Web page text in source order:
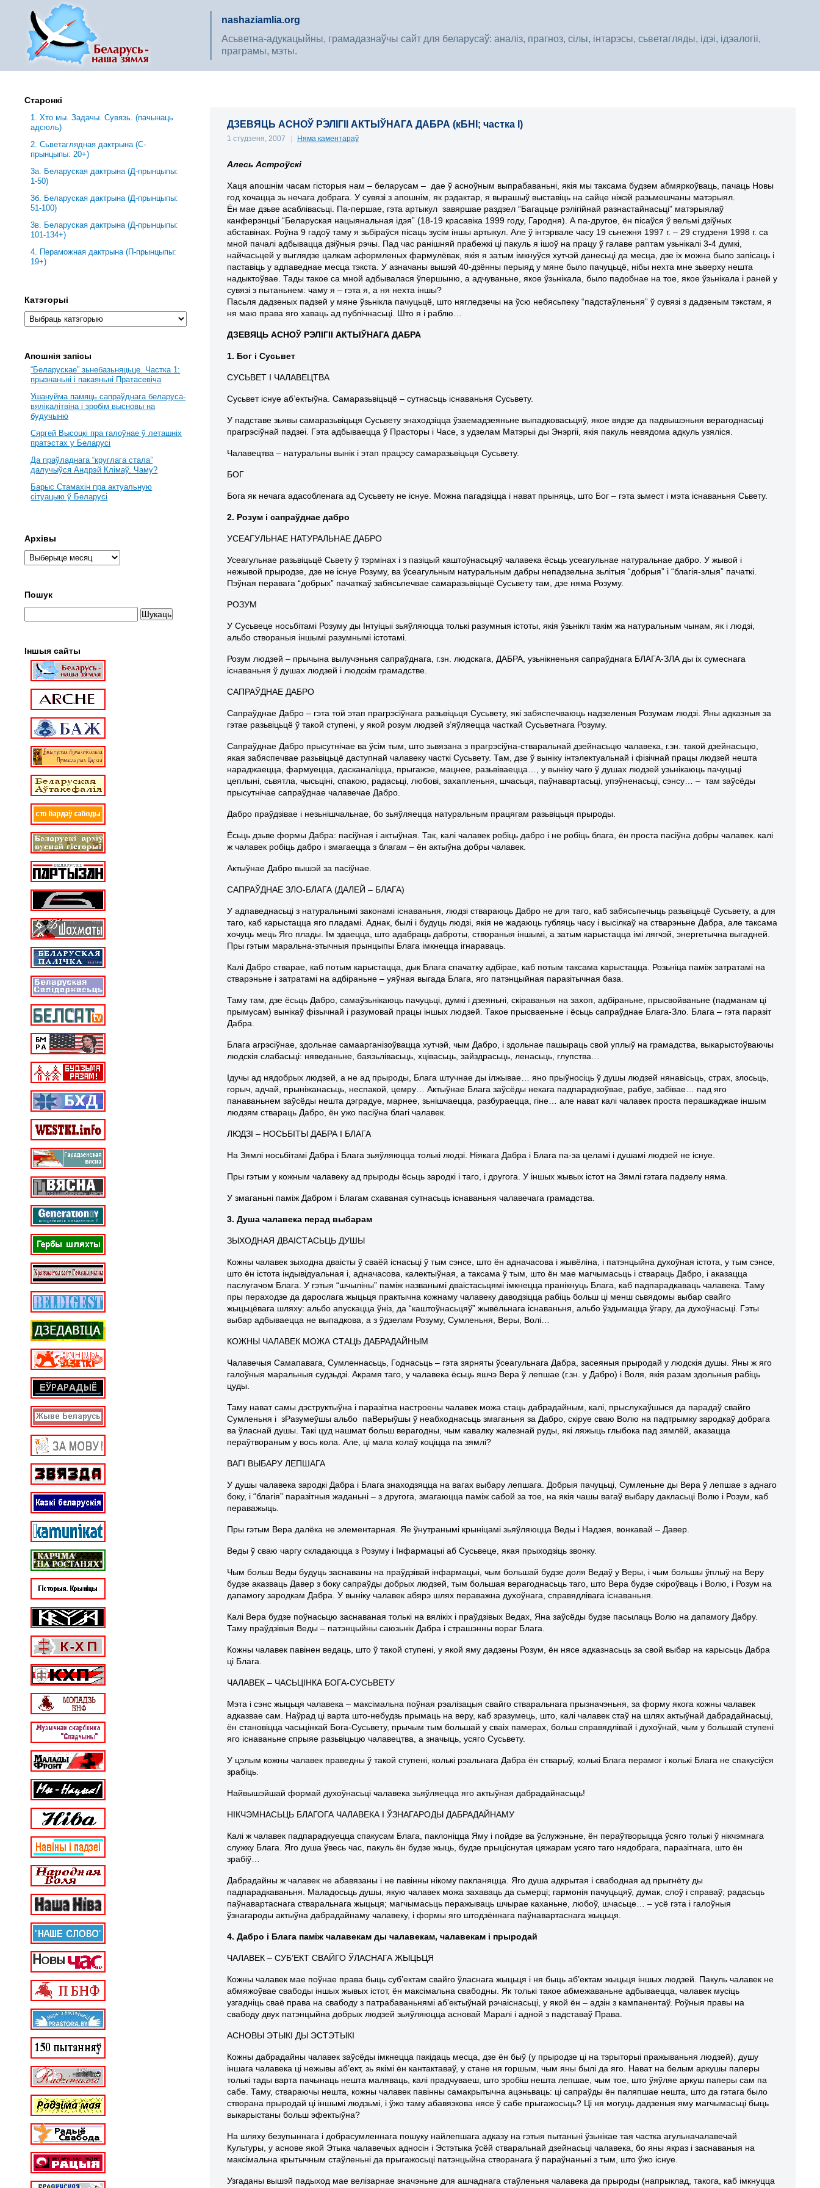
nashaziamlia.org
Асьветна-адукацыйны, грамадазнаўчы сайт для беларусаў: аналіз, прагноз, сілы, інтарэсы, сьветагляды, ідэі, ідэалогіі,
праграмы, мэты.
ДЗЕВЯЦЬ АСНОЎ РЭЛІГІІ АКТЫЎНАГА ДАБРА (кБНІ; частка І)
1 студзеня, 2007 | Няма каментараў
Алесь Астроўскі
Хаця апошнім часам гісторыя нам – беларусам – дае ў асноўным выпрабаваньні, якія мы таксама будзем абмяркоўваць, пачаць Новы
год хочацца зь нечага добрага. У сувязі з апошнім, як рэдактар, я вырашыў выставіць на сайце ніжэй разьмешчаны матэрыял.
Ён мае дзьве асаблівасьці. Па-першае, гэта артыкул завяршае раздзел “Багацьце рэлігійнай разнастайнасьці” матэрыялаў
канферэнцыі “Беларуская нацыянальная ідэя” (18-19 красавіка 1999 году, Гародня). А па-другое, ён пісаўся ў вельмі дзіўных
абставінах. Роўна 9 гадоў таму я зьбіраўся пісаць зусім іншы артыкул. Але ў інтэрвале часу 19 сьнежня 1997 г. – 29 студзеня 1998 г. са
мной пачалі адбывацца дзіўныя рэчы. Пад час ранішняй прабежкі ці пакуль я ішоў на працу ў галаве раптам узьнікалі 3-4 думкі,
найчасьцей у выглядзе цалкам аформленых фармулёвак, якія я затым імкнуўся хутчэй данесьці да месца, дзе іх можна было запісаць і
паставіць у адпаведнае месца тэкста. У азначаны вышэй 40-дзённы перыяд у мяне было пачуцьцё, нібы нехта мне зьверху нешта
надыктоўвае. Тады такое са мной адбывалася ўпершыню, а адчуваньне, якое ўзьнікала, было падобнае на тое, якое ўзьнікала і раней у
сувязі з пытаньнем: чаму я – гэта я, а ня нехта іншы?
Пасьля дадзеных падзей у мяне ўзьнікла пачуцьцё, што нягледзечы на ўсю небясьпеку “падстаўленьня” ў сувязі з дадзеным тэкстам, я
ня маю права яго хаваць ад публічнасьці. Што я і раблю…
ДЗЕВЯЦЬ АСНОЎ РЭЛІГІІ АКТЫЎНАГА ДАБРА
1. Бог і Сусьвет
СУСЬВЕТ І ЧАЛАВЕЦТВА
Сусьвет існуе аб’ектыўна. Самаразьвіцьцё – сутнасьць існаваньня Сусьвету.
У падставе зьявы самаразьвіцьця Сусьвету знаходзіцца ўзаемадзеяньне выпадковасьцяў, якое вядзе да падвышэньня верагоднасьці
прагрэсіўнай падзеі. Гэта адбываецца ў Прасторы і Часе, з удзелам Матэрыі ды Энэргіі, якія пакуль невядома адкуль узяліся.
Чалавецтва – натуральны вынік і этап працэсу самаразьвіцьця Сусьвету.
БОГ
Бога як нечага адасобленага ад Сусьвету не існуе. Можна пагадзіцца і нават прыняць, што Бог – гэта зьмест і мэта існаваньня Сьвету.
2. Розум і сапраўднае дабро
УСЕАГУЛЬНАЕ НАТУРАЛЬНАЕ ДАБРО
Усеагульнае разьвіцьцё Сьвету ў тэрмінах і з пазіцый каштоўнасьцяў чалавека ёсьць усеагульнае натуральнае дабро. У жывой і
нежывой прыродзе, дзе не існуе Розуму, ва ўсеагульным натуральным дабры непадзельна зьлітыя “добрыя” і “благія-злыя” пачаткі.
Пэўная перавага “добрых” пачаткаў забясьпечвае самаразьвіцьцё Сусьвету там, дзе няма Розуму.
РОЗУМ
У Сусьвеце носьбітамі Розуму ды Інтуіцыі зьяўляюцца толькі разумныя істоты, якія ўзьніклі такім жа натуральным чынам, як і людзі,
альбо створаныя іншымі разумнымі істотамі.
Розум людзей – прычына вылучэньня сапраўднага, г.зн. людскага, ДАБРА, узьнікненьня сапраўднага БЛАГА-ЗЛА ды іх сумеснага
існаваньня ў душах людзей і людскім грамадстве.
САПРАЎДНАЕ ДАБРО
Сапраўднае Дабро – гэта той этап прагрэсіўнага разьвіцьця Сусьвету, які забяспечваюць надзеленыя Розумам людзі. Яны адказныя за
гэтае разьвіцьцё ў такой ступені, у якой розум людзей з’яўляецца часткай Сусьветнага Розуму.
Сапраўднае Дабро прысутнічае ва ўсім тым, што зьвязана з прагрэсіўна-стваральнай дзейнасьцю чалавека, г.зн. такой дзейнасьцю,
якая забяспечвае разьвіцьцё даступнай чалавеку часткі Сусьвету. Там, дзе ў выніку інтэлектуальнай і фізічнай працы людзей нешта
нараджаецца, фармуецца, дасканаліцца, прыгажэе, мацнее, разьвіваецца…, у выніку чаго ў душах людзей узьнікаюць пачуцьці
цеплыні, сьвятла, чысьціні, спакою, радасьці, любові, захапленьня, шчасьця, паўнавартасьці, упэўненасьці, сэнсу… – там заўсёды
прысутнічае сапраўднае чалавечае Дабро.
Дабро праўдзівае і незьнішчальнае, бо зьяўляецца натуральным працягам разьвіцьця прыроды.
Ёсьць дзьве формы Дабра: пасіўная і актыўная. Так, калі чалавек робіць дабро і не робіць блага, ён проста пасіўна добры чалавек. калі
ж чалавек робіць дабро і змагаецца з благам – ён актыўна добры чалавек.
Актыўнае Дабро вышэй за пасіўнае.
САПРАЎДНАЕ ЗЛО-БЛАГА (ДАЛЕЙ – БЛАГА)
У адпаведнасьці з натуральнымі законамі існаваньня, людзі ствараюць Дабро не для таго, каб забясьпечыць разьвіцьцё Сусьвету, а для
таго, каб карыстацца яго пладамі. Аднак, былі і будуць людзі, якія не жадаюць губляць часу і высілкаў на стварэньне Дабра, але таксама
хочуць мець Яго плады. Ім здаецца, што адабраць даброты, створаныя іншымі, а затым карыстацца імі лягчэй, энергетычна выгадней.
Пры гэтым маральна-этычныя прынцыпы Блага імкнецца ігнараваць.
Калі Дабро стварае, каб потым карыстацца, дык Блага спачатку адбірае, каб потым таксама карыстацца. Розьніца паміж затратамі на
стварэньне і затратамі на адбіраньне – уяўная выгада Блага, яго патэнцыйная паразітычная база.
Таму там, дзе ёсьць Дабро, самаўзьнікаюць пачуцьці, думкі і дзеяньні, скіраваныя на захоп, адбіраньне, прысвойваньне (падманам ці
прымусам) вынікаў фізычнай і разумовай працы іншых людзей. Такое прысваеньне і ёсьць сапраўднае Блага-Зло. Блага – гэта паразіт
Дабра.
Блага агрэсіўнае, здольнае самаарганізоўвацца хутчэй, чым Дабро, і здольнае пашыраць свой уплыў на грамадства, выкарыстоўваючы
людскія слабасьці: няведаньне, баязьлівасьць, хцівасьць, зайздрасьць, ленасьць, глупства…
Ідучы ад нядобрых людзей, а не ад прыроды, Блага штучнае ды ілжывае… яно прыўносіць ў душы людзей нянавісьць, страх, злосьць,
горыч, адчай, прыніжанасьць, неспакой, цемру… Актыўнае Блага заўсёды некага падпарадкоўвае, рабуе, забівае… пад яго
панаваньнем заўсёды нешта дэградуе, марнее, зьнішчаецца, разбураецца, гіне… але нават калі чалавек проста перашкаджае іншым
людзям ствараць Дабро, ён ужо пасіўна благі чалавек.
ЛЮДЗІ – НОСЬБІТЫ ДАБРА І БЛАГА
На Зямлі носьбітамі Дабра і Блага зьяўляюцца толькі людзі. Ніякага Дабра і Блага па-за целамі і душамі людзей не існуе.
Пры гэтым у кожным чалавеку ад прыроды ёсьць зародкі і таго, і другога. У іншых жывых істот на Зямлі гэтага падзелу няма.
У змаганьні паміж Дабром і Благам схаваная сутнасьць існаваньня чалавечага грамадства.
3. Душа чалавека перад выбарам
ЗЫХОДНАЯ ДВАІСТАСЬЦЬ ДУШЫ
Кожны чалавек зыходна дваісты ў сваёй існасьці ў тым сэнсе, што ён адначасова і жывёліна, і патэнцыйна духоўная істота, у тым сэнсе,
што ён істота індывідуальная і, адначасова, калектыўная, а таксама ў тым, што ён мае магчымасьць і ствараць Дабро, і аказацца
паслугачом Блага. У гэтыя “шчыліны” паміж названымі дваістасьцямі імкнецца пранікнуць Блага, каб падпарадкаваць чалавека. Таму
пры пераходзе да дарослага жыцьця практычна кожнаму чалавеку даводзіцца рабіць больш ці менш сьвядомы выбар свайго
жыцьцёвага шляху: альбо апускацца ўніз, да “каштоўнасьцяў” жывёльнага існаваньня, альбо ўздымацца ўгару, да духоўнасьці. Гэты
выбар адбываецца не выпадкова, а з ўдзелам Розуму, Сумленьня, Веры, Волі…
КОЖНЫ ЧАЛАВЕК МОЖА СТАЦЬ ДАБРАДАЙНЫМ
Чалавечыя Самапавага, Сумленнасьць, Годнасьць – гэта зярняты ўсеагульнага Дабра, засеяныя прыродай у людскія душы. Яны ж яго
галоўныя маральныя судзьдзі. Акрамя таго, у чалавека ёсьць яшчэ Вера ў лепшае (г.зн. у Дабро) і Воля, якія разам здольныя рабіць
цуды.
Таму нават самы дэструктыўна і паразітна настроены чалавек можа стаць дабрадайным, калі, прыслухаўшыся да парадаў свайго
Сумленьня і зРазумеўшы альбо паВерыўшы ў неабходнасьць змаганьня за Дабро, скіруе сваю Волю на падтрымку зародкаў добрага
ва ўласнай душы. Такі цуд нашмат больш верагодны, чым кавалку жалезнай руды, які ляжыць глыбока пад зямлёй, аказацца
пераўтвораным у вось кола. Але, ці мала колаў коціцца па зямлі?
ВАГІ ВЫБАРУ ЛЕПШАГА
У душы чалавека зародкі Дабра і Блага знаходзяцца на вагах выбару лепшага. Добрыя пачуцьці, Сумленьне ды Вера ў лепшае з аднаго
боку, і “благія” паразітныя жаданьні – з другога, змагаюцца паміж сабой за тое, на якія чашы вагаў выбару дакласьці Волю і Розум, каб
пераважыць.
Пры гэтым Вера далёка не элементарная. Яе ўнутранымі крыніцамі зьяўляюцца Веды і Надзея, вонкавай – Давер.
Веды ў сваю чаргу складаюцца з Розуму і Інфармацыі аб Сусьвеце, якая прыходзіць звонку.
Чым больш Веды будуць заснаваны на праўдзівай інфармацыі, чым большай будзе доля Ведаў у Веры, і чым большы ўплыў на Веру
будзе аказваць Давер з боку сапраўды добрых людзей, тым большая верагоднасьць таго, што Вера будзе скіроўваць і Волю, і Розум на
дапамогу зародкам Дабра. У выніку чалавек абярэ шлях пераважна духоўнага, справядлівага існаваньня.
Калі Вера будзе поўнасьцю заснаваная толькі на вялікіх і праўдзівых Ведах, Яна заўсёды будзе пасылаць Волю на дапамогу Дабру.
Таму праўдзівыя Веды – патэнцыйны саюзьнік Дабра і страшэнны вораг Блага.
Кожны чалавек павінен ведаць, што ў такой ступені, у якой яму дадзены Розум, ён нясе адказнасьць за свой выбар на карысьць Дабра
ці Блага.
ЧАЛАВЕК – ЧАСЬЦІНКА БОГА-СУСЬВЕТУ
Мэта і сэнс жыцьця чалавека – максімальна поўная рэалізацыя свайго стваральнага прызначэньня, за форму якога кожны чалавек
адказвае сам. Наўрад ці варта што-небудзь прымаць на веру, каб зразумець, што, калі чалавек стаў на шлях актыўнай дабрадайнасьці,
ён становіцца часьцінкай Бога-Сусьвету, прычым тым большай у сваіх памерах, больш справядлівай і духоўнай, чым у большай ступені
яго існаваньне спрыяе разьвіцьцю чалавецтва, а значыць, усяго Сусьвету.
У цэлым кожны чалавек праведны ў такой ступені, колькі рэальнага Дабра ён стварыў, колькі Блага перамог і колькі Блага не спакусіўся
зрабіць.
Найвышэйшай формай духоўнасьці чалавека зьяўляецца яго актыўная дабрадайнасьць!
НІКЧЭМНАСЬЦЬ БЛАГОГА ЧАЛАВЕКА І ЎЗНАГАРОДЫ ДАБРАДАЙНАМУ
Калі ж чалавек падпарадкуецца спакусам Блага, паклоніцца Яму і пойдзе ва ўслужэньне, ён пераўтворыцца ўсяго толькі ў нікчэмнага
служку Блага. Яго душа ўвесь час, пакуль ён будзе жыць, будзе прыціснутая цяжарам усяго таго нядобрага, паразітнага, што ён
зрабіў…
Дабрадайны ж чалавек не абавязаны і не павінны нікому пакланяцца. Яго душа адкрытая і свабодная ад прыгнёту ды
падпарадкаваньня. Маладосьць душы, якую чалавек можа захаваць да сьмерці; гармонія пачуцьцяў, думак, слоў і справаў; радасьць
паўнавартаснага стваральнага жыцьця; магчымасьць перажываць шчырае каханьне, любоў, шчасьце… – усё гэта і галоўныя
ўзнагароды актыўна дабрадайнаму чалавеку, і формы яго штодзённага паўнавартаснага жыцьця.
4. Дабро і Блага паміж чалавекам ды чалавекам, чалавекам і прыродай
ЧАЛАВЕК – СУБ’ЕКТ СВАЙГО ЎЛАСНАГА ЖЫЦЬЦЯ
Кожны чалавек мае поўнае права быць суб’ектам свайго ўласнага жыцьця і ня быць аб’ектам жыцьця іншых людзей. Пакуль чалавек не
абмяжоўвае свабоды іншых жывых істот, ён максімальна свабодны. Як толькі такое абмежаваньне адбываецца, чалавек мусіць
узгадніць сваё права на свабоду з патрабаваньнямі аб’ектыўнай рэчаіснасьці, у якой ён – адзін з кампанентаў. Роўныя правы на
свабоду двух патэнцыйна добрых людзей зьяўляюцца асновай Маралі і адной з падставаў Права.
АСНОВЫ ЭТЫКІ ДЫ ЭСТЭТЫКІ
Кожны дабрадайны чалавек заўсёды імкнецца пакідаць месца, дзе ён быў (у прыродзе ці на тэрыторыі пражываньня людзей), душу
іншага чалавека ці нежывы аб’ект, зь якімі ён кантактаваў, у стане ня горшым, чым яны былі да яго. Нават на белым аркушы паперы
толькі тады варта пачынаць нешта маляваць, калі прадчуваеш, што зробіш нешта лепшае, чым тое, што ўяўляе аркуш паперы сам па
сабе. Таму, ствараючы нешта, кожны чалавек павінны самакрытычна ацэньваць: ці сапраўды ён паляпшае нешта, што да гэтага было
створана прыродай ці іншымі людзьмі, і ўжо таму абавязкова нясе ў сабе прыгажосьць? Ці ня могуць дадзеныя яму магчымасьці быць
выкарыстаны больш эфектыўна?
На шляху безупыннага і добрасумленнага пошуку найлепшага адказу на гэтыя пытаньні ўзьнікае тая частка агульначалавечай
Культуры, у аснове якой Этыка чалавечых адносін і Эстэтыка ўсёй стваральнай дзейнасьці чалавека, бо яны якраз і заснаваныя на
максімальна крытычным стаўленьні да прыгажосьці патэнцыйна створанага ў параўнаньні з тым, што ўжо існуе.
Узгаданы вышэй падыход мае велізарнае значэньне для ашчаднага стаўленьня чалавека да прыроды (напрыклад, такога, каб імкнуцца
Старонкі
1. Хто мы. Задачы. Сувязь. (пачынаць
адсюль)
2. Сьветаглядная дактрына (С-
прынцыпы: 20+)
3a. Беларуская дактрына (Д-прынцыпы:
1-50)
3б. Беларуская дактрына (Д-прынцыпы:
51-100)
3в. Беларуская дактрына (Д-прынцыпы:
101-134+)
4. Пераможная дактрына (П-прынцыпы:
19+)
Катэгорыі
Апошнія запісы
“Беларускае” зьнебазьняцьце. Частка 1:
прызнаньні і пакаяньні Пратасевіча
Ушануйма памяць сапраўднага беларуса-
вялікалітвіна і зробім высновы на
будучыню
Сяргей Высоцкі пра галоўнае ў леташніх
пратэстах у Беларусі
Да праўладнага “круглага стала”
далучыўся Андрэй Клімаў. Чаму?
Барыс Стамахін пра актуальную
сітуацыю ў Беларусі
Архівы
Пошук
Іншыя сайты